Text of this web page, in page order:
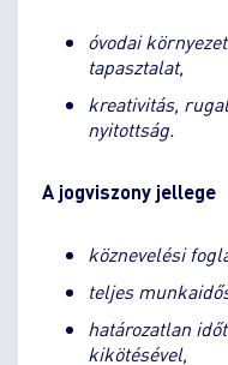
óvodai
tapasztalat,
kreativitás,
nyitottság.
A jogviszony jellege
köznevelési
teljes
határozatlan
kikötésével,